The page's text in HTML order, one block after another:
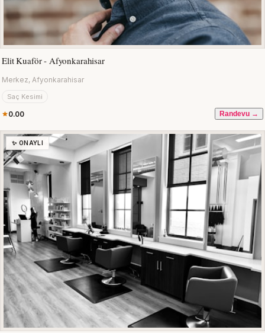
Elit Kuaför - Afyonkarahisar
Merkez, Afyonkarahisar
Saç Kesimi
0.00 Randevu →
✨ ONAYLI